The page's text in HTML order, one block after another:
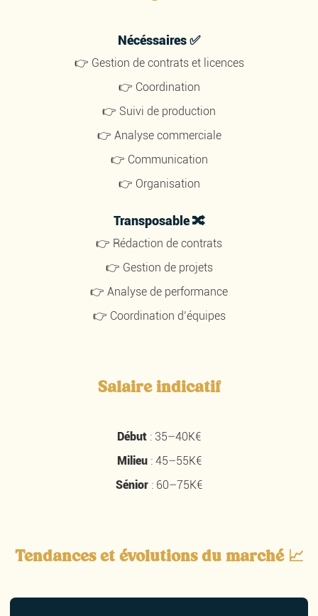
Nécéssaires ✅
👉 Gestion de contrats et licences
👉 Coordination
👉 Suivi de production
👉 Analyse commerciale
👉 Communication
👉 Organisation
Transposable 🔀
👉 Rédaction de contrats
👉 Gestion de projets
👉 Analyse de performance
👉 Coordination d’équipes
Salaire indicatif
Début : 35–40K€
Milieu: 45–55K€
Sénior : 60–75K€
Tendances et évolutions du marché 📈